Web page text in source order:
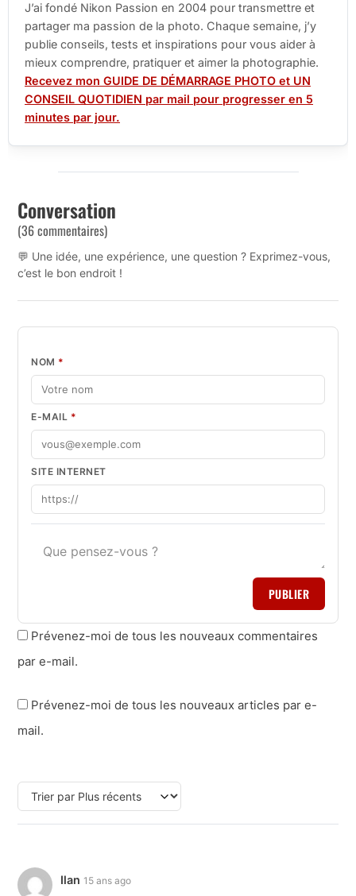
J’ai fondé Nikon Passion en 2004 pour transmettre et
partager ma passion de la photo. Chaque semaine, j’y
publie conseils, tests et inspirations pour vous aider à
mieux comprendre, pratiquer et aimer la photographie.
Recevez mon GUIDE DE DÉMARRAGE PHOTO et UN
CONSEIL QUOTIDIEN par mail pour progresser en 5
minutes par jour.
Conversation
(36 commentaires)
💬 Une idée, une expérience, une question ? Exprimez-vous,
c’est le bon endroit !
NOM *
E-MAIL *
SITE INTERNET
PUBLIER
Prévenez-moi de tous les nouveaux commentaires
par e-mail.
Prévenez-moi de tous les nouveaux articles par e-
mail.
Ilan 15 ans ago